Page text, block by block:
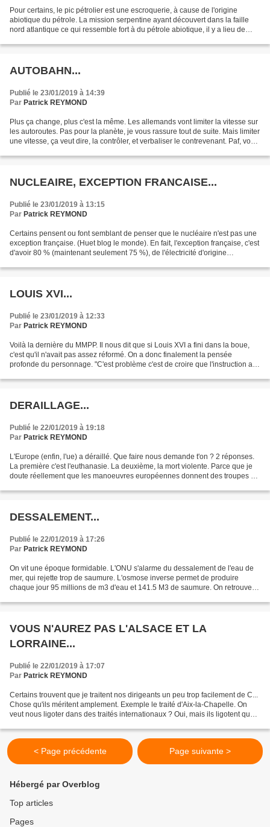
Pour certains, le pic pétrolier est une escroquerie, à cause de l'origine
abiotique du pétrole. La mission serpentine ayant découvert dans la faille
nord atlantique ce qui ressemble fort à du pétrole abiotique, il y a lieu de
AUTOBAHN...
Publié le 23/01/2019 à 14:39
Par Patrick REYMOND
Plus ça change, plus c'est la même. Les allemands vont limiter la vitesse sur
les autoroutes. Pas pour la planète, je vous rassure tout de suite. Mais limiter
une vitesse, ça veut dire, la contrôler, et verbaliser le contrevenant. Paf, vous
NUCLEAIRE, EXCEPTION FRANCAISE...
Publié le 23/01/2019 à 13:15
Par Patrick REYMOND
Certains pensent ou font semblant de penser que le nucléaire n'est pas une
exception française. (Huet blog le monde). En fait, l'exception française, c'est
d'avoir 80 % (maintenant seulement 75 %), de l'électricité d'origine
LOUIS XVI...
Publié le 23/01/2019 à 12:33
Par Patrick REYMOND
Voilà la dernière du MMPP. Il nous dit que si Louis XVI a fini dans la boue,
c'est qu'il n'avait pas assez réformé. On a donc finalement la pensée
profonde du personnage. "C'est problème c'est de croire que l'instruction a à
DERAILLAGE...
Publié le 22/01/2019 à 19:18
Par Patrick REYMOND
L'Europe (enfin, l'ue) a déraillé. Que faire nous demande t'on ? 2 réponses.
La première c'est l'euthanasie. La deuxième, la mort violente. Parce que je
doute réellement que les manoeuvres européennes donnent des troupes de
DESSALEMENT...
Publié le 22/01/2019 à 17:26
Par Patrick REYMOND
On vit une époque formidable. L'ONU s'alarme du dessalement de l'eau de
mer, qui rejette trop de saumure. L'osmose inverse permet de produire
chaque jour 95 millions de m3 d'eau et 141.5 M3 de saumure. On retrouve
VOUS N'AUREZ PAS L'ALSACE ET LA
LORRAINE...
Publié le 22/01/2019 à 17:07
Par Patrick REYMOND
Certains trouvent que je traitent nos dirigeants un peu trop facilement de C...
Chose qu'ils méritent amplement. Exemple le traité d'Aix-la-Chapelle. On
veut nous ligoter dans des traités internationaux ? Oui, mais ils ligotent que
< Page précédente Page suivante >
Hébergé par Overblog
Top articles
Pages